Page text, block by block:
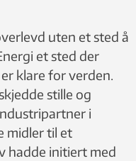
uten et sted å
et sted der
klare for verden.
stille og
i
midler til et
hadde initiert med